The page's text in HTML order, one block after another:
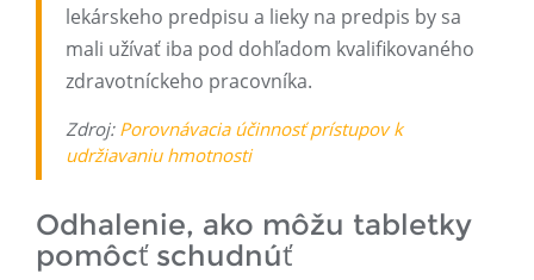
lekárskeho predpisu a lieky na predpis by sa
mali užívať iba pod dohľadom kvalifikovaného
zdravotníckeho pracovníka.
Zdroj: Porovnávacia účinnosť prístupov k
udržiavaniu hmotnosti
Odhalenie, ako môžu tabletky
pomôcť schudnúť